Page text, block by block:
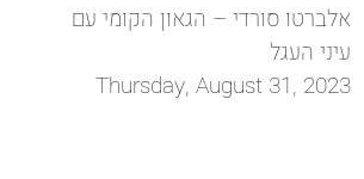
אלברטו סורדי – הגאון הקומי עם
עיני העגל
Thursday, August 31, 2023